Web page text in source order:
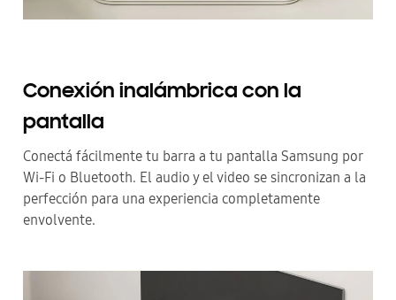
Conexión inalámbrica con la
pantalla
Conectá fácilmente tu barra a tu pantalla Samsung por
Wi-Fi o Bluetooth. El audio y el video se sincronizan a la
perfección para una experiencia completamente
envolvente.